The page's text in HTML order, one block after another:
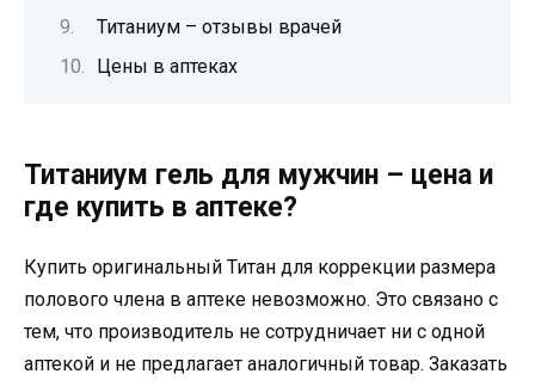
Титаниум – отзывы врачей
Цены в аптеках
Титаниум гель для мужчин – цена и
где купить в аптеке?
Купить оригинальный Титан для коррекции размера
полового члена в аптеке невозможно. Это связано с
тем, что производитель не сотрудничает ни с одной
аптекой и не предлагает аналогичный товар. Заказать